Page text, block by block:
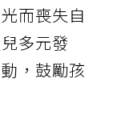
而喪失自
多元發
，鼓勵孩